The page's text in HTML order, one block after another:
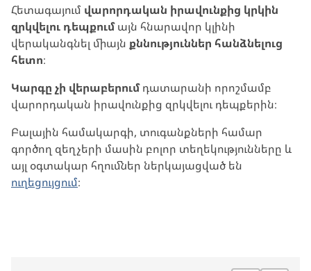
Հետագայում վարորդական իրավունքից կրկին
զրկվելու դեպքումայն հնարավոր կլինի
վերականգնել միայն քննություններ հանձնելուց
հետո։
Կարգը չի վերաբերումդատարանի որոշմամբ
վարորդական իրավունքից զրկվելու դեպքերին։
Բալային համակարգի, տուգանքների համար
գործող զեղչերի մասին բոլոր տեղեկությունները և
այլ օգտակար հղումներ ներկայացված են
ուղեցույցում։